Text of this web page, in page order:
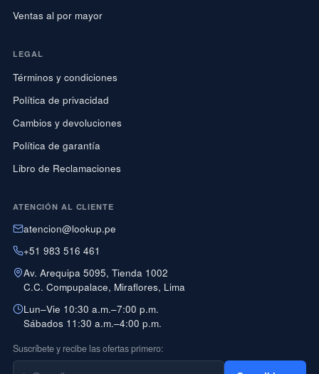
Ventas al por mayor
LEGAL
Términos y condiciones
Política de privacidad
Cambios y devoluciones
Política de garantía
Libro de Reclamaciones
ATENCIÓN AL CLIENTE
atencion@lookup.pe
+51 983 516 461
Av. Arequipa 5095, Tienda 1002
C.C. Compupalace, Miraflores, Lima
Lun–Vie 10:30 a.m.–7:00 p.m.
Sábados 11:30 a.m.–4:00 p.m.
Suscríbete y recibe las ofertas primero: